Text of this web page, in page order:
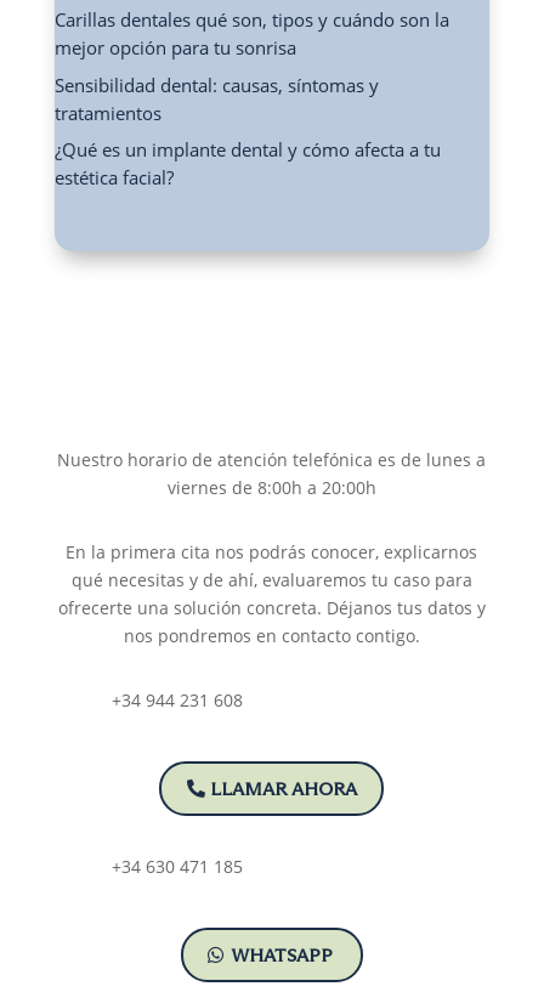
Carillas dentales qué son, tipos y cuándo son la
mejor opción para tu sonrisa
Sensibilidad dental: causas, síntomas y
tratamientos
¿Qué es un implante dental y cómo afecta a tu
estética facial?
Nuestro horario de atención telefónica es de lunes a
viernes de 8:00h a 20:00h
En la primera cita nos podrás conocer, explicarnos
qué necesitas y de ahí, evaluaremos tu caso para
ofrecerte una solución concreta. Déjanos tus datos y
nos pondremos en contacto contigo.
+34 944 231 608
LLAMAR AHORA
+34 630 471 185
WHATSAPP